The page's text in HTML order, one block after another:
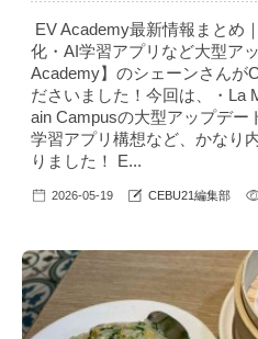
EV Academy最新情報まとめ
化・AI学習アプリなど大型ア
Academy】のシェーンさんが
ださいました！今回は、・La
ain Campusの大型アップデー
学習アプリ構想など、かなり
りました！ E...
2026-05-19 CEBU21編集部